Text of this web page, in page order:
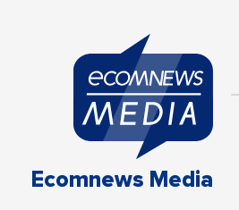
Ecomnews Media